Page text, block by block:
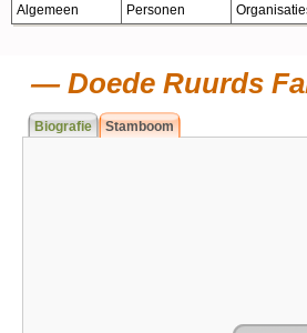
Algemeen Personen
Doede Ruurds
Biografie Stamboom